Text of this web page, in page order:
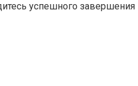
успешного завершения